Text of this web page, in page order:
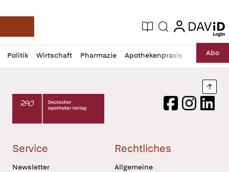
Deutsche Apotheker Zeitung
Aktuelle Ausgabe
Suche login
login
Politik Wirtschaft Pharmazie Apothekenpraxis RechtAbo
Profil
öffnen
Daz
Pur
Deutscher Apotheker Verlag Logo
FacebookInstagram
Service
Newsletter
Rechtliches
Allgemeine